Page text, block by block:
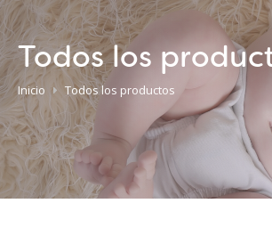
Todos los
Inicio Todos los productos